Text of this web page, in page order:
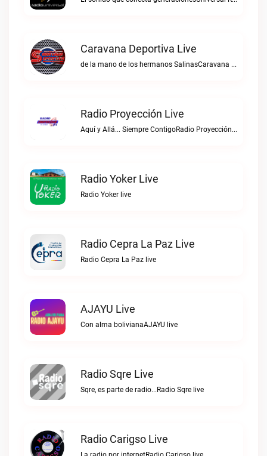
Caravana Deportiva Live
de la mano de los hermanos SalinasCaravana Deportiva live
Radio Proyección Live
Aquí y Allá... Siempre ContigoRadio Proyección live
Radio Yoker Live
Radio Yoker live
Radio Cepra La Paz Live
Radio Cepra La Paz live
AJAYU Live
Con alma bolivianaAJAYU live
Radio Sqre Live
Sqre, es parte de radio...Radio Sqre live
Radio Carigso Live